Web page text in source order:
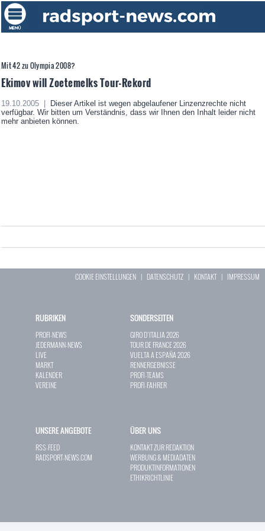
Mit 42 zu Olympia 2008?
Ekimov will Zoetemelks Tour-Rekord
19.10.2005 |
Dieser Artikel ist wegen abgelaufener Linzenzrechte nicht
verfügbar. Wir bitten um Verständnis, dass wir Ihnen den Inhalt leider nicht
mehr anbieten können.
COOKIE EINSTELLUNGEN | DATENSCHUTZ | KONTAKT| IMPRESSUM
RUBRIKEN
PROFI-NEWS
JEDERMANN-NEWS
LIVE
MARKT
KALENDER
VEREINE
SONDERSEITEN
GIRO D`ITALIA 2026
TOUR DE FRANCE 2026
VUELTA A ESPAÑA 2026
RENNERGEBNISSE
PROFI-TEAMS
PROFI-FAHRER
UNSERE ANGEBOTE
RSS-FEED
RADSPORT-NEWS.COM
ÜBER UNS
KONTAKT ZUR REDAKTION
WERBUNG & MEDIADATEN
PRODUKTINFORMATIONEN
ETHIKRICHTLINIE